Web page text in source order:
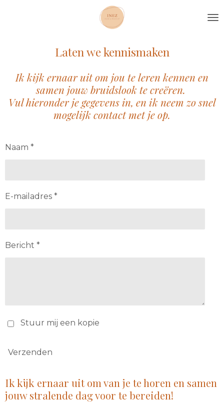
Laten we kennismaken
Ik kijk ernaar uit om jou te leren kennen en
samen jouw bruidslook te creëren.
Vul hieronder je gegevens in, en ik neem zo snel
mogelijk contact met je op.
Naam *
E-mailadres *
Bericht *
Stuur mij een kopie
Verzenden
Ik kijk ernaar uit om van je te horen en samen
jouw stralende dag voor te bereiden!